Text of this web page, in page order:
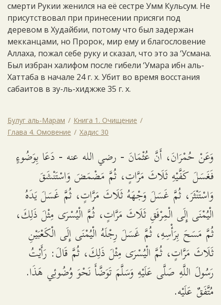
смерти Рукии женился на её сестре Умм Кульсум. Не
присутствовал при принесении присяги под
деревом в Худайбии, потому что был задержан
мекканцами, но Пророк, мир ему и благословение
Аллаха, пожал себе руку и сказал, что это за ‘Усмана.
Был избран халифом после гибели ‘Умара ибн аль-
Хаттаба в начале 24 г. х. Убит во время восстания
сабаитов в зу-ль-хиджже 35 г. х.
Булуг аль-Марам
Книга 1. Очищение
Глава 4. Омовение
Хадис 30
وَعَنْ حُمْرَانَ، أَنَّ عُثْمَانَ - رضي الله عنه - دَعَا بِوَضُوءٍ
فَغَسَلَ كَفَّيْهِ ثَلَاثَ مَرَّاتٍ، ثُمَّ مَضْمَضَ وَاسْتَنْشَقَ
وَاسْتَنْثَرَ، ثُمَّ غَسَلَ وَجْهَهُ ثَلَاثَ مَرَّاتٍ، ثُمَّ غَسَلَ يَدَهُ
الْيُمْنَى إِلَى الْمِرْفَقِ ثَلَاثَ مَرَّاتٍ، ثُمَّ الْيُسْرَى مِثْلَ ذَلِكَ،
ثُمَّ مَسَحَ بِرَأْسِهِ، ثُمَّ غَسَلَ رِجْلَهُ الْيُمْنَى إِلَى الْكَعْبَيْنِ
ثَلَاثَ مَرَّاتٍ، ثُمَّ الْيُسْرَى مِثْلَ ذَلِكَ، ثُمَّ قَالَ: رَأَيْتُ
رَسُولَ اللَّهِ صَلَّى عَلَيْهِ وَسَلَّمَ تَوَضَّأَ نَحْوَ وُضُوئِي هَذَا.
مُتَّفَقٌ عَلَيْه.